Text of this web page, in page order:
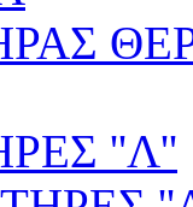
''Λ''